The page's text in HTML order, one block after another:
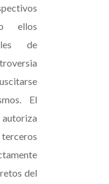
ellos
de
El
del